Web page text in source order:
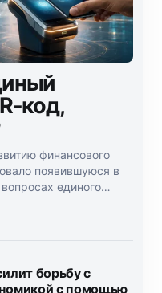
код,
финансового
появившуюся в
единого
борьбу с
с помощью